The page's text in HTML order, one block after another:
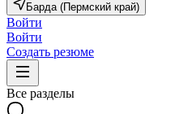
Барда (Пермский край)
Войти
Войти
Создать резюме
Все разделы